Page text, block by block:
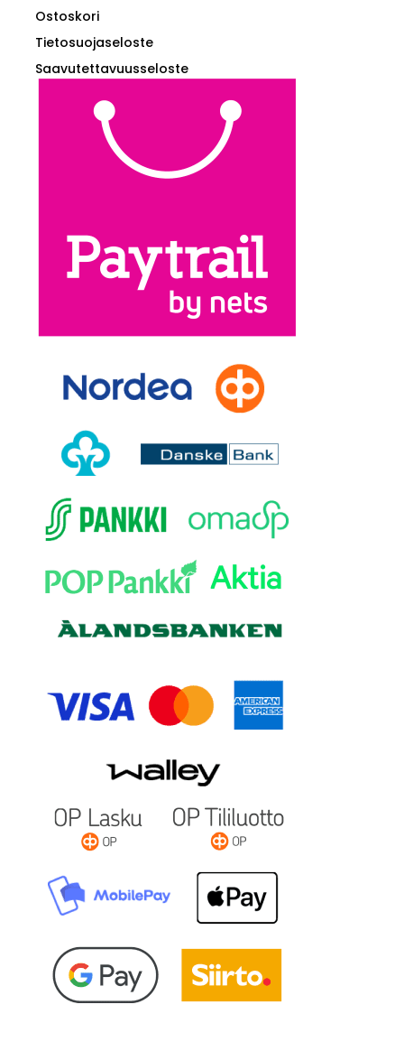
Ostoskori
Tietosuojaseloste
Saavutettavuusseloste